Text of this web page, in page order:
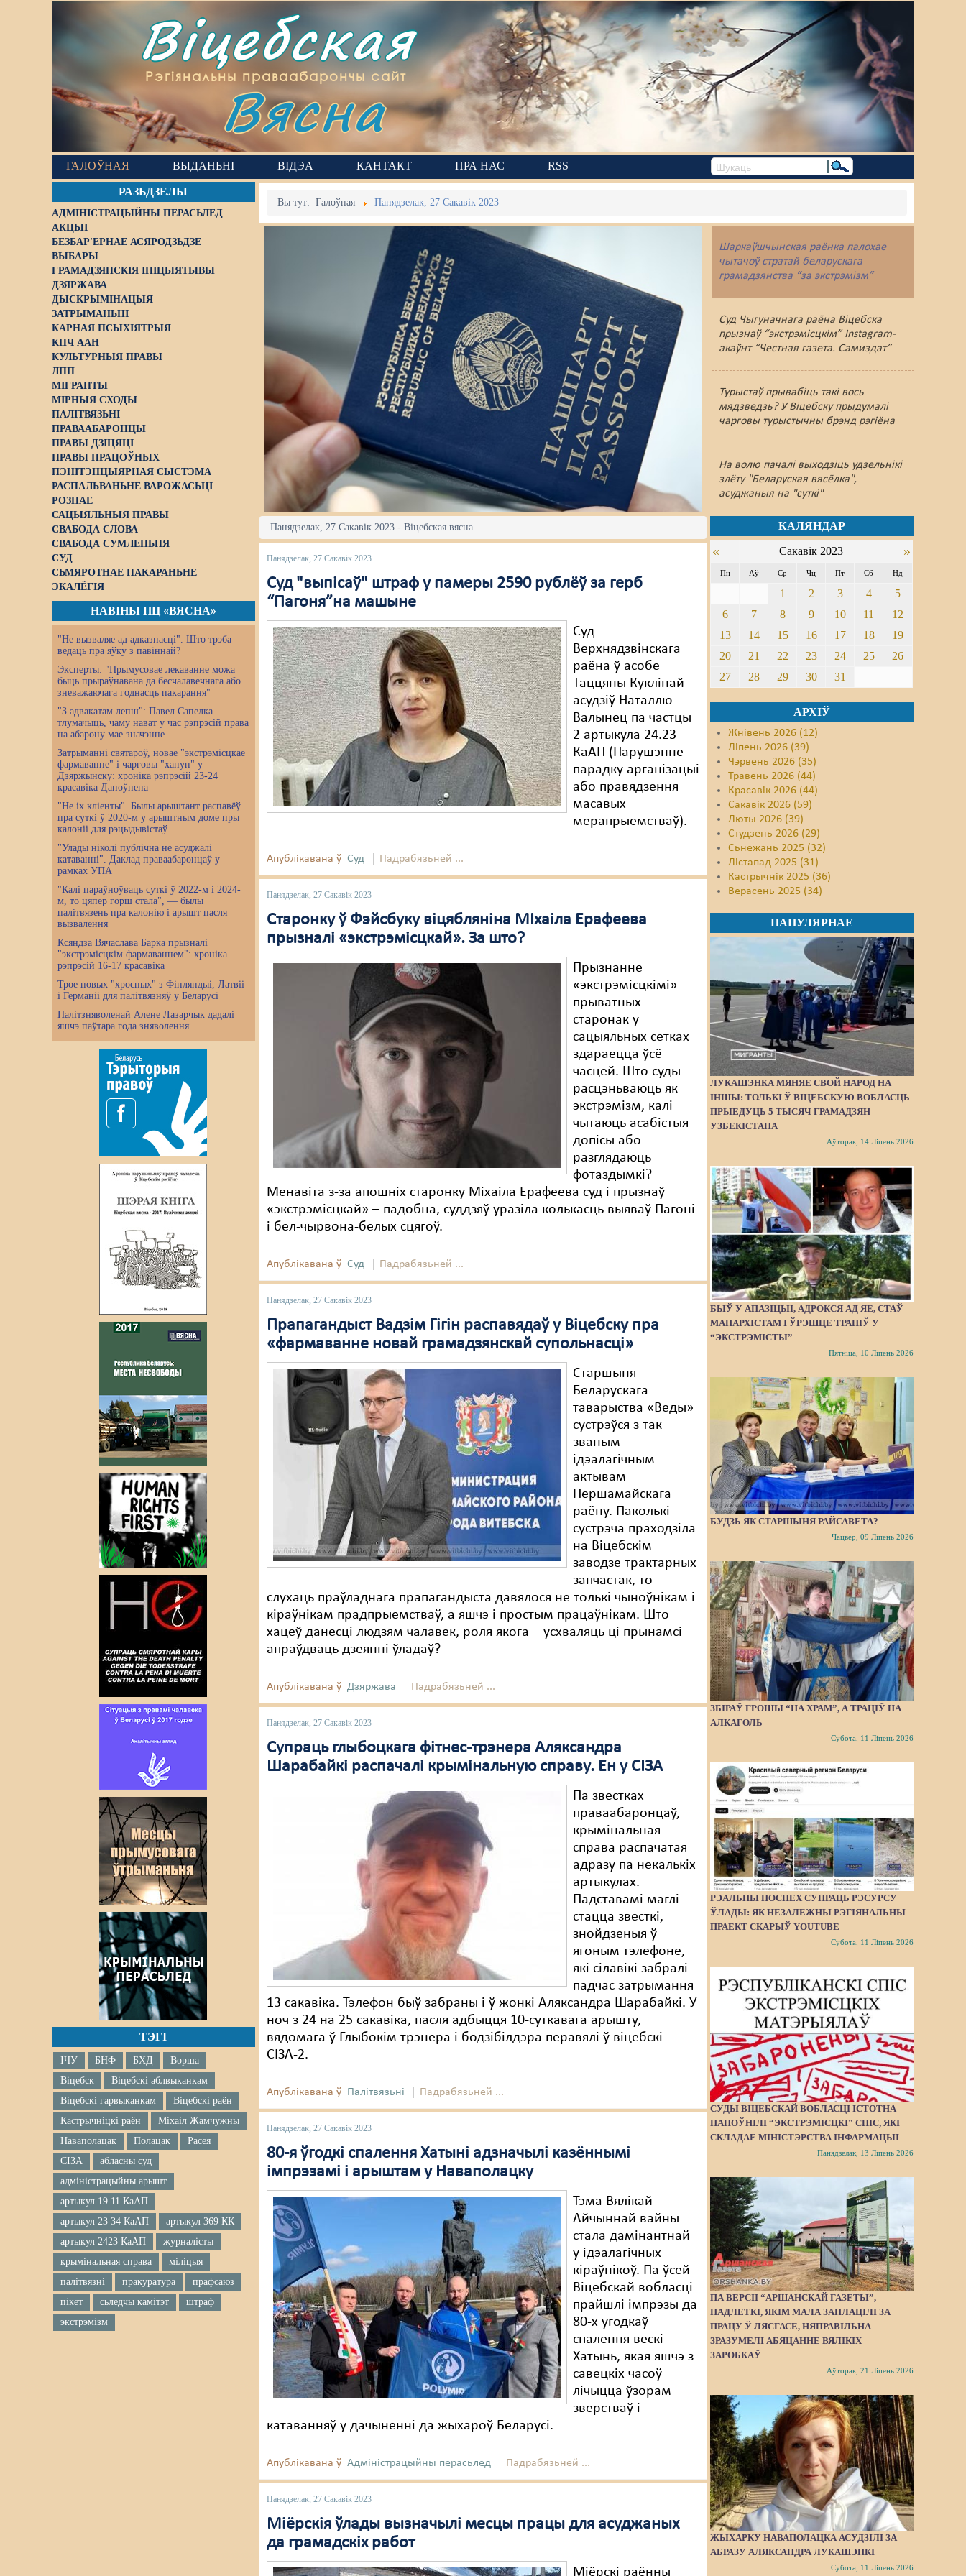
Віцебская
Рэгіянальны праваабарончы сайт
Вясна
ГАЛОЎНАЯ ВЫДАНЬНІ ВІДЭА КАНТАКТ ПРА НАС RSS
РАЗЬДЗЕЛЫ
АДМІНІСТРАЦЫЙНЫ ПЕРАСЬЛЕД
АКЦЫІ
БЕЗБАР'ЕРНАЕ АСЯРОДЗЬДЗЕ
ВЫБАРЫ
ГРАМАДЗЯНСКІЯ ІНІЦЫЯТЫВЫ
ДЗЯРЖАВА
ДЫСКРЫМІНАЦЫЯ
ЗАТРЫМАНЬНІ
КАРНАЯ ПСЫХІЯТРЫЯ
КПЧ ААН
КУЛЬТУРНЫЯ ПРАВЫ
ЛПП
МІГРАНТЫ
МІРНЫЯ СХОДЫ
ПАЛІТВЯЗЬНІ
ПРАВААБАРОНЦЫ
ПРАВЫ ДЗІЦЯЦІ
ПРАВЫ ПРАЦОЎНЫХ
ПЭНІТЭНЦЫЯРНАЯ СЫСТЭМА
РАСПАЛЬВАНЬНЕ ВАРОЖАСЬЦІ
РОЗНАЕ
САЦЫЯЛЬНЫЯ ПРАВЫ
СВАБОДА СЛОВА
СВАБОДА СУМЛЕНЬНЯ
СУД
СЬМЯРОТНАЕ ПАКАРАНЬНЕ
ЭКАЛЁГІЯ
НАВІНЫ ПЦ «ВЯСНА»
"Не вызваляе ад адказнасці". Што трэба
ведаць пра яўку з павіннай?
Эксперты: "Прымусовае лекаванне можа
быць прыраўнавана да бесчалавечнага або
зневажаючага годнасць пакарання"
"З адвакатам лепш": Павел Сапелка
тлумачыць, чаму нават у час рэпрэсій права
на абарону мае значэнне
Затрыманні святароў, новае "экстрэмісцкае
фармаванне" і чарговы "хапун" у
Дзяржынску: хроніка рэпрэсій 23-24
красавіка Дапоўнена
"Не іх кліенты". Былы арыштант распавёў
пра суткі ў 2020-м у арыштным доме пры
калоніі для рэцыдывістаў
"Улады ніколі публічна не асуджалі
катаванні". Даклад праваабаронцаў у
рамках УПА
"Калі параўноўваць суткі ў 2022-м і 2024-
м, то цяпер горш стала", — былы
палітвязень пра калонію і арышт пасля
вызвалення
Ксяндза Вячаслава Барка прызналі
"экстрэмісцкім фармаваннем": хроніка
рэпрэсій 16-17 красавіка
Трое новых "хросных" з Фінляндыі, Латвіі
і Германіі для палітвязняў у Беларусі
Палітзняволенай Алене Лазарчык дадалі
яшчэ паўтара года зняволення
ТЭГІ
ІЧУ БНФ БХД
Ворша
Віцебск
Віцебскі аблвыканкам
Віцебскі гарвыканкам
Віцебскі раён
Кастрычніцкі раён
Міхаіл Жамчужны
Наваполацак
Полацак
Расея
СІЗА
абласны суд
адміністрацыйны арышт
артыкул 19 11 КаАП
артыкул 23 34 КаАП
артыкул 369 КК
артыкул 2423 КаАП
журналісты
крымінальная справа
міліцыя
палітвязні
пракуратура
прафсаюз
пікет
сьледчы камітэт
штраф
экстрэмізм
Вы тут:Галоўная Панядзелак, 27 Сакавік 2023
Шаркаўшчынская раёнка палохае
чытачоў стратай беларускага
грамадзянства “за экстрэмізм”
Суд Чыгуначнага раёна Віцебска
прызнаў “экстрэмісцкім” Instagram-
акаўнт “Честная газета. Самиздат”
Турыстаў прывабіць такі вось
мядзведзь? У Віцебску прыдумалі
чарговы турыстычны брэнд рэгіёна
На волю пачалі выходзіць удзельнікі
злёту "Беларуская вясёлка",
асуджаныя на "суткі"
Панядзелак, 27 Сакавік 2023 - Віцебская вясна
Панядзелак, 27 Сакавік 2023
Суд "выпісаў" штраф у памеры 2590 рублёў за герб
“Пагоня”на машыне
Суд
Верхнядзвінскага
раёна ў асобе
Таццяны Куклінай
асудзіў Наталлю
Валынец па частцы
2 артыкула 24.23
КаАП (Парушэнне
парадку арганізацыі
або правядзення
масавых
мерапрыемстваў).
Апублікавана ў Суд Падрабязьней ...
Панядзелак, 27 Сакавік 2023
Старонку ў Фэйсбуку віцябляніна МІхаіла Ерафеева
прызналі «экстрэмісцкай». За што?
Прызнанне
«экстрэмісцкімі»
прыватных
старонак у
сацыяльных сетках
здараецца ўсё
часцей. Што суды
расцэньваюць як
экстрэмізм, калі
чытаюць асабістыя
допісы або
разглядаюць
фотаздымкі?
Менавіта з-за апошніх старонку Міхаіла Ерафеева суд і прызнаў
«экстрэмісцкай» – падобна, суддзяў уразіла колькасць выяваў Пагоні
і бел-чырвона-белых сцягоў.
Апублікавана ў Суд Падрабязьней ...
Панядзелак, 27 Сакавік 2023
Прапагандыст Вадзім Гігін распавядаў у Віцебску пра
«фармаванне новай грамадзянскай супольнасці»
Старшыня
Беларускага
таварыства «Веды»
сустрэўся з так
званым
ідэалагічным
актывам
Першамайскага
раёну. Паколькі
сустрэча праходзіла
на Віцебскім
заводзе трактарных
запчастак, то
слухаць праўладнага прапагандыста давялося не толькі чыноўнікам і
кіраўнікам прадпрыемстваў, а яшчэ і простым працаўнікам. Што
хацеў данесці людзям чалавек, роля якога – усхваляць ці прынамсі
апраўдваць дзеянні ўладаў?
Апублікавана ў Дзяржава Падрабязьней ...
Панядзелак, 27 Сакавік 2023
Супраць глыбоцкага фітнес-трэнера Аляксандра
Шарабайкі распачалі крымінальную справу. Ен у СІЗА
Па звестках
праваабаронцаў,
крымінальная
справа распачатая
адразу па некалькіх
артыкулах.
Падставамі маглі
стацца звесткі,
знойдзеныя ў
ягоным тэлефоне,
які сілавікі забралі
падчас затрымання
13 сакавіка. Тэлефон быў забраны і ў жонкі Аляксандра Шарабайкі. У
ноч з 24 на 25 сакавіка, пасля адбыцця 10-суткавага арышту,
вядомага ў Глыбокім трэнера і бодзібілдэра перавялі ў віцебскі
СІЗА-2.
Апублікавана ў Палітвязьні Падрабязьней ...
Панядзелак, 27 Сакавік 2023
80-я ўгодкі спалення Хатыні адзначылі казённымі
імпрэзамі і арыштам у Наваполацку
Тэма Вялікай
Айчыннай вайны
стала дамінантнай
у ідэалагічных
кіраўнікоў. Па ўсей
Віцебскай вобласці
прайшлі імпрэзы да
80-х угодкаў
спалення вескі
Хатынь, якая яшчэ з
савецкіх часоў
лічыцца ўзорам
зверстваў і
катаванняў у дачыненні да жыхароў Беларусі.
Апублікавана ў Адміністрацыйны перасьлед Падрабязьней ...
Панядзелак, 27 Сакавік 2023
Міёрскія ўлады вызначылі месцы працы для асуджаных
да грамадскіх работ
Міёрскі раённы
КАЛЯНДАР
« Сакавік 2023 »
Пн Аў Ср Чц Пт Сб Нд
1 2 3 4
5
6
7 8 9 10 11
12
13
14 15 16 17 18
19
20
21 22 23 24 25
26
27
28 29 30 31
АРХІЎ
Жнівень 2026 (12)
Ліпень 2026 (39)
Чэрвень 2026 (35)
Травень 2026 (44)
Красавік 2026 (44)
Сакавік 2026 (59)
Люты 2026 (39)
Студзень 2026 (29)
Сьнежань 2025 (32)
Лістапад 2025 (31)
Кастрычнік 2025 (36)
Верасень 2025 (34)
ПАПУЛЯРНАЕ
ЛУКАШЭНКА МЯНЯЕ СВОЙ НАРОД НА
ІНШЫ: ТОЛЬКІ Ў ВІЦЕБСКУЮ ВОБЛАСЦЬ
ПРЫЕДУЦЬ 5 ТЫСЯЧ ГРАМАДЗЯН
УЗБЕКІСТАНА
Аўторак, 14 Ліпень 2026
БЫЎ У АПАЗІЦЫІ, АДРОКСЯ АД ЯЕ, СТАЎ
МАНАРХІСТАМ І ЎРЭШЦЕ ТРАПІЎ У
“ЭКСТРЭМІСТЫ”
Пятніца, 10 Ліпень 2026
БУДЗЬ ЯК СТАРШЫНЯ РАЙСАВЕТА?
Чацвер, 09 Ліпень 2026
ЗБІРАЎ ГРОШЫ “НА ХРАМ”, А ТРАЦІЎ НА
АЛКАГОЛЬ
Субота, 11 Ліпень 2026
РЭАЛЬНЫ ПОСПЕХ СУПРАЦЬ РЭСУРСУ
ЎЛАДЫ: ЯК НЕЗАЛЕЖНЫ РЭГІЯНАЛЬНЫ
ПРАЕКТ СКАРЫЎ YOUTUBE
Субота, 11 Ліпень 2026
СУДЫ ВІЦЕБСКАЙ ВОБЛАСЦІ ІСТОТНА
ПАПОЎНІЛІ “ЭКСТРЭМІСЦКІ” СПІС, ЯКІ
СКЛАДАЕ МІНІСТЭРСТВА ІНФАРМАЦЫІ
Панядзелак, 13 Ліпень 2026
ПА ВЕРСІІ “АРШАНСКАЙ ГАЗЕТЫ”,
ПАДЛЕТКІ, ЯКІМ МАЛА ЗАПЛАЦІЛІ ЗА
ПРАЦУ Ў ЛЯСГАСЕ, НЯПРАВІЛЬНА
ЗРАЗУМЕЛІ АБЯЦАННЕ ВЯЛІКІХ
ЗАРОБКАЎ
Аўторак, 21 Ліпень 2026
ЖЫХАРКУ НАВАПОЛАЦКА АСУДЗІЛІ ЗА
АБРАЗУ АЛЯКСАНДРА ЛУКАШЭНКІ
Субота, 11 Ліпень 2026